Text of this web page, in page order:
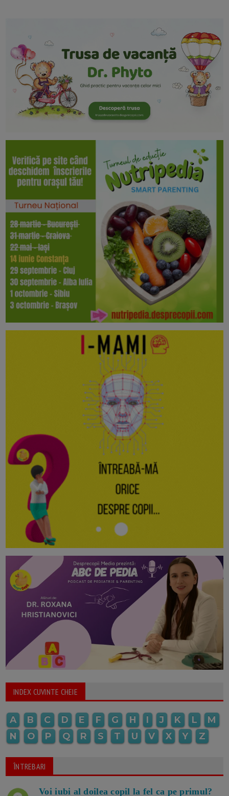
INDEX CUVINTE CHEIE
A B C D E F G H I J K L
M
N
O P Q R S T U V X Y Z
ÎNTREBARI
Voi iubi al doilea copil la fel ca pe primul?